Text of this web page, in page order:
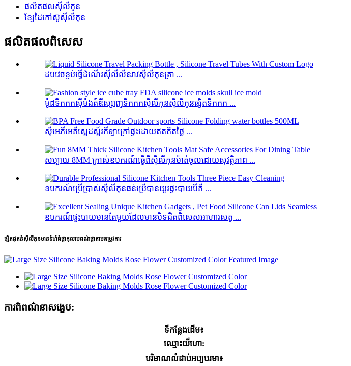
ផលិតផលស៊ីលីកូន
ខ្សែដៃកៅស៊ូស៊ីលីកុន
ផលិតផល​ពិសេស
ដបវេចខ្ចប់ធ្វើដំណើរស៊ីលីលីនរាវស៊ីលីកុនត្រា ...
ម៉ូដទឹកកកស៊ីម៉ងត៍ឌីស្សាញទឹកកកស៊ីលីកុនស៊ីលីកូនផ្សិតទឹកកក ...
ស៊ីអេភីអេភីស្ពេដស្ព័រកីឡាក្រៅផ្ទះដោយឥតគិតថ្លៃ ...
សប្បាយ 8MM ក្រាស់ឧបករណ៍ធ្វើពីស៊ីលីកុនម៉ាត់ចូលដោយសុវត្ថិភាព ...
ឧបករណ៍ប្រើប្រាស់ស៊ីលីកុនធន់ប្រើបានយូរផ្ទះបាយបីភី ...
ឧបករណ៍ផ្ទះបាយមានតែមួយដែលមានបិទជិតពិសេសអាហារសត្វ ...
ផ្សិតដុតនំស៊ីលីកុនមានទំហំធំផ្កាកុលាបពណ៌ផ្កាតាមតម្រូវការ
ការពិពណ៌នាសង្ខេប:
ទីកន្លែងដើម៖
ឈ្មោះ​យីហោ:
បរិមាណលំដាប់អប្បបរមា៖